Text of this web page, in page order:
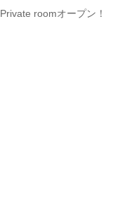
Private roomオープン！